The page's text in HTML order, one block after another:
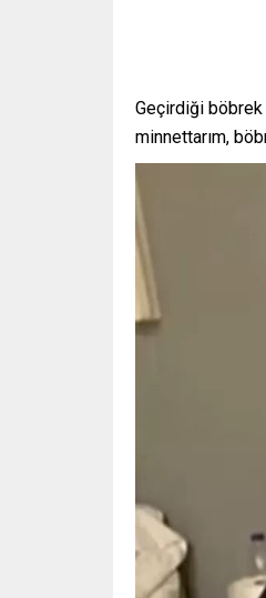
Geçirdiği böbrek
minnettarım,